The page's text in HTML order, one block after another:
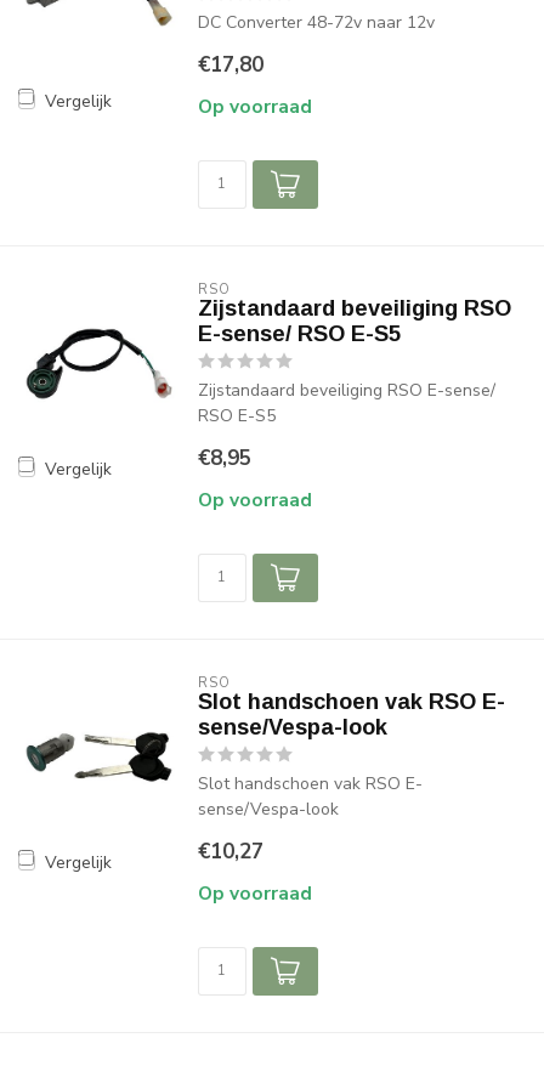
Vergelijk
DC Converter 48-72v naar 12v
€17,80
Op voorraad
Vergelijk
RSO
Zijstandaard beveiliging RSO
E-sense/ RSO E-S5
Zijstandaard beveiliging RSO E-sense/
RSO E-S5
€8,95
Op voorraad
Vergelijk
RSO
Slot handschoen vak RSO E-
sense/Vespa-look
Slot handschoen vak RSO E-
sense/Vespa-look
€10,27
Op voorraad